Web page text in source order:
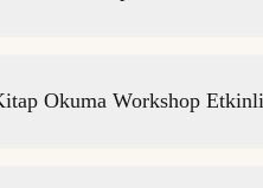
Okuma Workshop